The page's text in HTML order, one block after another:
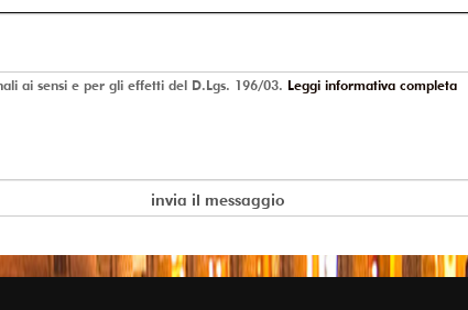
ai sensi e per gli effetti del D.Lgs. 196/03. Leggi informativa completa